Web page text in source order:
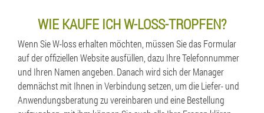
WIE KAUFE ICH W-LOSS-TROPFEN?
Wenn Sie W-loss erhalten möchten, müssen Sie das Formular
auf der offiziellen Website ausfüllen, dazu Ihre Telefonnummer
und Ihren Namen angeben. Danach wird sich der Manager
demnächst mit Ihnen in Verbindung setzen, um die Liefer- und
Anwendungsberatung zu vereinbaren und eine Bestellung